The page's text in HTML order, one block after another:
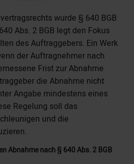
wurde § 640 BGB
Abs. 2 BGB legt den Fokus
des Auftraggebers. Ein Werk
der Auftragnehmer nach
Frist zur Abnahme
die Abnahme nicht
Angabe mindestens eines
Regelung soll das
und die
Abnahme nach § 640 Abs. 2 BGB